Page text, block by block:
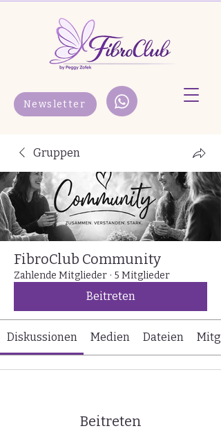
Newsletter
Gruppen
FibroClub Community
Zahlende Mitglieder · 5 Mitglieder
Beitreten
Diskussionen Medien Dateien
Beitreten